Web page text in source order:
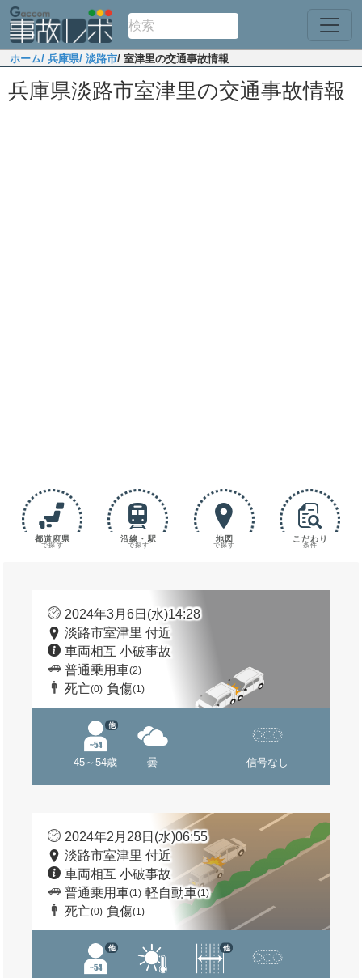
ホーム/ 兵庫県/ 淡路市/ 室津里の交通事故情報
兵庫県淡路市室津里の交通事故情報
都道府県
で探す
沿線・駅
で探す
地図
で探す
こだわり
条件
2024年3月6日(水)14:28
淡路市室津里 付近
車両相互 小破事故
普通乗用車(2)
死亡(0) 負傷(1)
45～54歳
他
曇 信号なし
2024年2月28日(水)06:55
淡路市室津里 付近
車両相互 小破事故
普通乗用車(1) 軽自動車(1)
死亡(0) 負傷(1)
他 他